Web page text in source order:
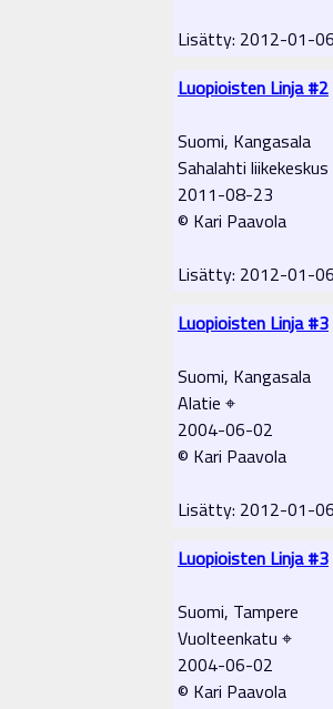
Lisätty: 2012-01-
Luopioisten Linja #2
Suomi, Kangasala
Sahalahti
2011-08-23
© Kari Paavola
Lisätty: 2012-01-
Luopioisten Linja #3
Suomi, Kangasala
Alatie ⌖
2004-06-02
© Kari Paavola
Lisätty: 2012-01-
Luopioisten Linja #3
Suomi, Tampere
Vuolteenkatu ⌖
2004-06-02
© Kari Paavola